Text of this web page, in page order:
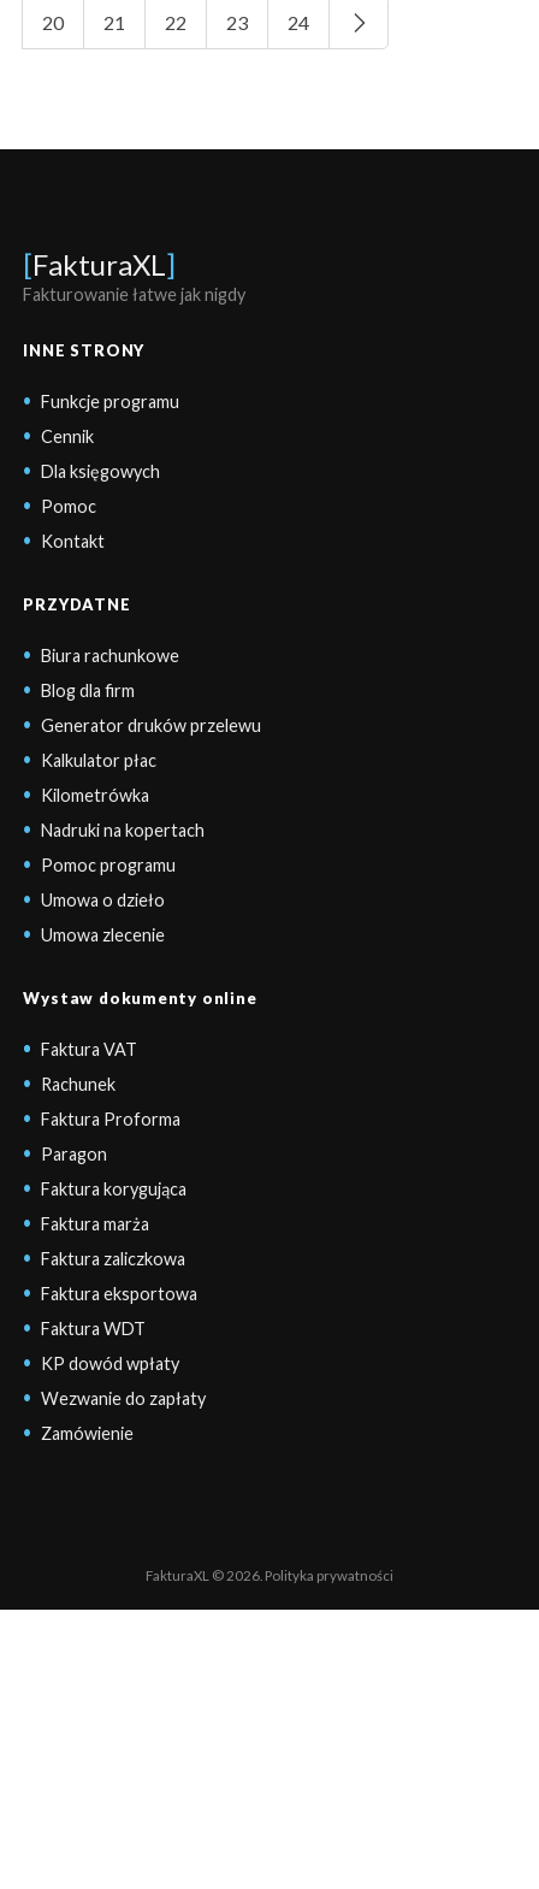
20 21 22 23 24
[FakturaXL]
Fakturowanie łatwe jak nigdy
INNE STRONY
Funkcje programu
Cennik
Dla księgowych
Pomoc
Kontakt
PRZYDATNE
Biura rachunkowe
Blog dla firm
Generator druków przelewu
Kalkulator płac
Kilometrówka
Nadruki na kopertach
Pomoc programu
Umowa o dzieło
Umowa zlecenie
Wystaw dokumenty online
Faktura VAT
Rachunek
Faktura Proforma
Paragon
Faktura korygująca
Faktura marża
Faktura zaliczkowa
Faktura eksportowa
Faktura WDT
KP dowód wpłaty
Wezwanie do zapłaty
Zamówienie
FakturaXL © 2026. Polityka prywatności